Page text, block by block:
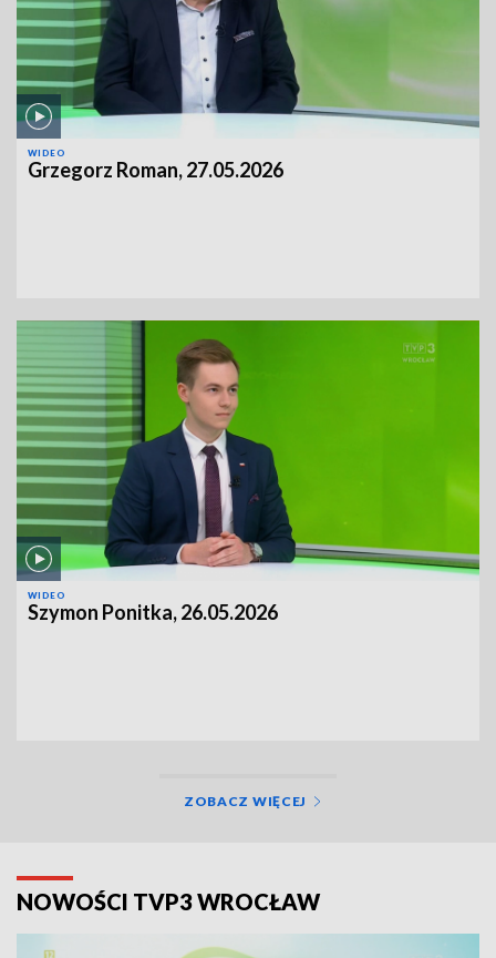
WIDEO
Grzegorz Roman, 27.05.2026
WIDEO
Szymon Ponitka, 26.05.2026
ZOBACZ WIĘCEJ
NOWOŚCI TVP3 WROCŁAW